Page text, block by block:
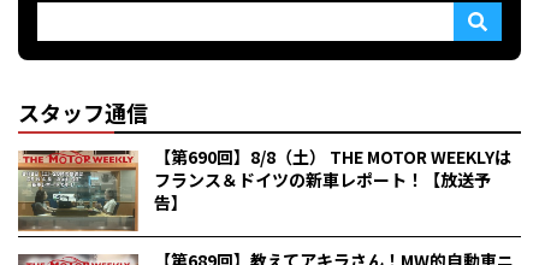
スタッフ通信
【第690回】8/8（土） THE MOTOR WEEKLYは
フランス＆ドイツの新車レポート！【放送予
告】
【第689回】教えてアキラさん！MW的自動車ニ